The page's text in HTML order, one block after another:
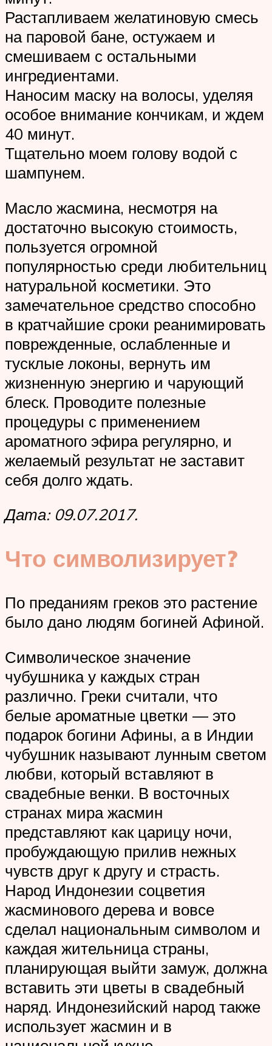
Растапливаем желатиновую смесь
на паровой бане, остужаем и
смешиваем с остальными
ингредиентами.
Наносим маску на волосы, уделяя
особое внимание кончикам, и ждем
40 минут.
Тщательно моем голову водой с
шампунем.
Масло жасмина, несмотря на
достаточно высокую стоимость,
пользуется огромной
популярностью среди любительниц
натуральной косметики. Это
замечательное средство способно
в кратчайшие сроки реанимировать
поврежденные, ослабленные и
тусклые локоны, вернуть им
жизненную энергию и чарующий
блеск. Проводите полезные
процедуры с применением
ароматного эфира регулярно, и
желаемый результат не заставит
себя долго ждать.
Дата: 09.07.2017.
Что символизирует?
По преданиям греков это растение
было дано людям богиней Афиной.
Символическое значение
чубушника у каждых стран
различно. Греки считали, что
белые ароматные цветки — это
подарок богини Афины, а в Индии
чубушник называют лунным светом
любви, который вставляют в
свадебные венки. В восточных
странах мира жасмин
представляют как царицу ночи,
пробуждающую прилив нежных
чувств друг к другу и страсть.
Народ Индонезии соцветия
жасминового дерева и вовсе
сделал национальным символом и
каждая жительница страны,
планирующая выйти замуж, должна
вставить эти цветы в свадебный
наряд. Индонезийский народ также
использует жасмин и в